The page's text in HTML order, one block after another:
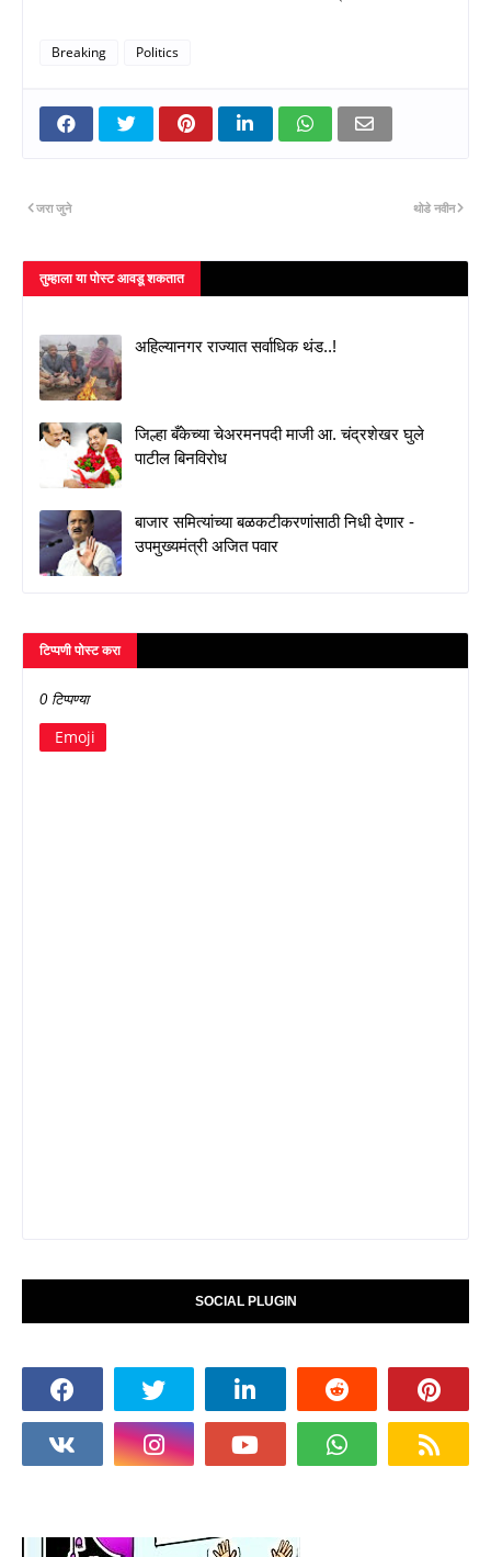
Breaking Politics
थोडे नवीन
जरा जुने
तुम्‍हाला या पोस्‍ट आवडू शकतात
अहिल्यानगर राज्यात सर्वाधिक थंड..!
जिल्हा बँकेच्या चेअरमनपदी माजी आ. चंद्रशेखर घुले
पाटील बिनविरोध
बाजार समित्यांच्या बळकटीकरणांसाठी निधी देणार -
उपमुख्यमंत्री अजित पवार
टिप्पणी पोस्ट करा
0 टिप्पण्या
Emoji
SOCIAL PLUGIN